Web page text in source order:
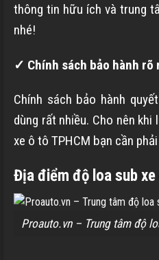
thông tin hữu ích và trung
nhé!
✓ Chính sách bảo hành rõ
Chính sách bảo hành
dùng rất nhiều. Cho nên
xe ô tô TPHCM bạn cần
Địa điểm độ loa sub
Proauto.vn – Trung tâm độ